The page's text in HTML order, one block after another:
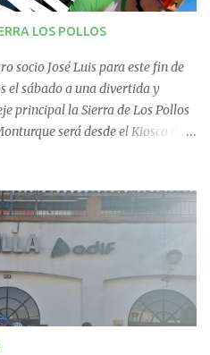
LOS POLLOS
socio José Luis para este fin de
el sábado a una divertida y
principal la Sierra de Los Pollos
será desde el Kiosco de